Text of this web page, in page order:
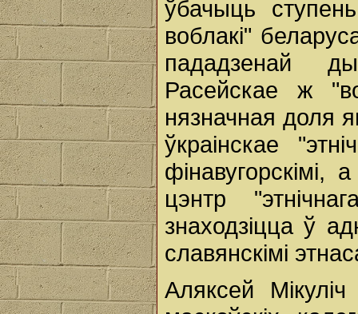
ўбачыць
воблакі"
пададзенай
Расейскае ж
нязначная доля
ўкраінскае
фінавугорскімі,
цэнтр
знаходзіцца ў
славянскімі
Аляксей